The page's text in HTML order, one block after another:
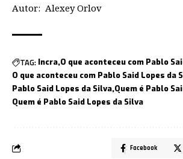
Autor: Alexey Orlov
TAG: Incra O que aconteceu com Pablo
O que aconteceu com Pablo Said Lopes da
Pablo Said Lopes da Silva Quem é Pablo
Quem é Pablo Said Lopes da Silva
Facebook